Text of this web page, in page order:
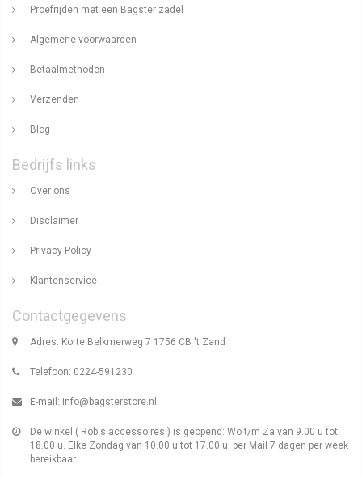
Proefrijden met een Bagster zadel
Algemene voorwaarden
Betaalmethoden
Verzenden
Blog
Bedrijfs links
Over ons
Disclaimer
Privacy Policy
Klantenservice
Contactgegevens
Adres: Korte Belkmerweg 7 1756 CB 't Zand
Telefoon: 0224-591230
E-mail: info@bagsterstore.nl
De winkel ( Rob's accessoires ) is geopend: Wo t/m Za van 9.00 u tot
18.00 u. Elke Zondag van 10.00 u tot 17.00 u. per Mail 7 dagen per week
bereikbaar.